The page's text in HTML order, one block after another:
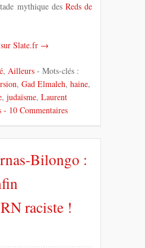
mythique des Reds de
sur Slate.fr →
, Ailleurs - Mots-clés :
, Gad Elmaleh, haine,
, judaïsme, Laurent
- 10 Commentaires
Bilongo :
raciste !